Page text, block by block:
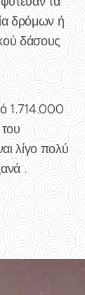
δρόμων ή
δάσους
1.714.000
λίγο πολύ
.